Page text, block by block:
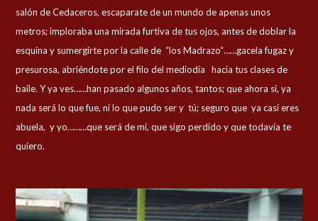
salón de Cedaceros, escaparate de un mundo de apenas unos
metros; imploraba una mirada furtiva de tus ojos, antes de doblar la
esquina y sumergirte por la calle de “los Madrazo“……gacela fugaz y
presurosa, abriéndote por el filo del mediodía hacia tus clases de
baile. Y ya ves……han pasado algunos años, tantos; que ahora sí, ya
nada será lo que fue, ni lo que pudo ser y tú; seguro que ya casi eres
abuela, y yo………que será de mi, que sigo perdido y que todavía te
quiero.